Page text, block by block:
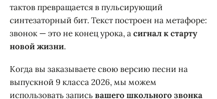
тактов превращается в пульсирующий
синтезаторный бит. Текст построен на метафоре:
звонок — это не конец урока, асигнал к старту
новой жизни.
Когда вы заказываете свою версию песни на
выпускной 9 класса 2026, мы можем
использовать запись вашего школьного звонка